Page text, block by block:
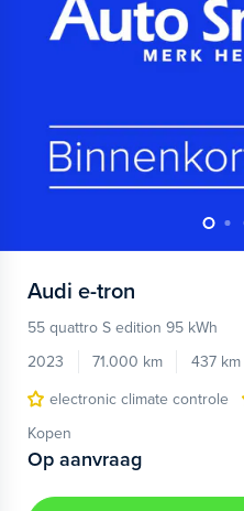
Audi e-tron
55 quattro S edition 95 kWh
2023
71.000 km 437
electronic climate controle
Kopen
Op aanvraag